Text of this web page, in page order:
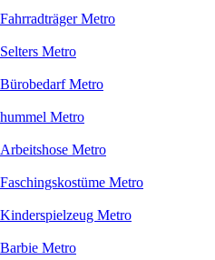
Fahrradträger Metro
Selters Metro
Bürobedarf Metro
hummel Metro
Arbeitshose Metro
Faschingskostüme Metro
Kinderspielzeug Metro
Barbie Metro